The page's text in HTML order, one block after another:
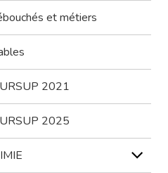
et métiers
2021
2025